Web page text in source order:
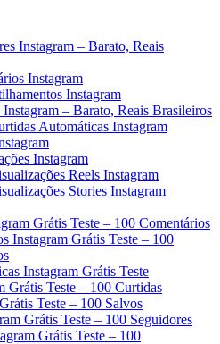
Instagram – Barato, Reais
Instagram
Instagram
– Barato, Reais Brasileiros
Automáticas Instagram
Instagram
Reels Instagram
Stories Instagram
Grátis Teste – 100 Comentários
Instagram Grátis Teste – 100
Instagram Grátis Teste
Grátis Teste – 100 Curtidas
Teste – 100 Salvos
Grátis Teste – 100 Seguidores
Grátis Teste – 100